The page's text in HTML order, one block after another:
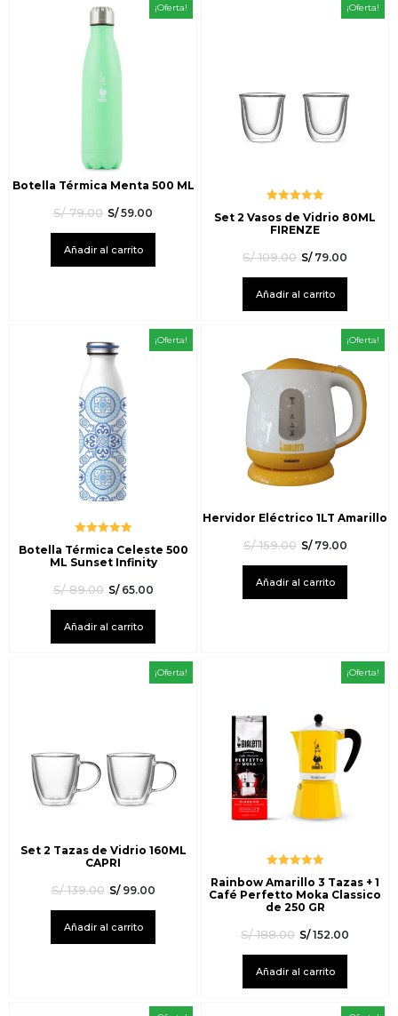
¡Oferta!
Botella Térmica Menta 500 ML
S/79.00 S/59.00
Añadir al carrito
¡Oferta!
Set 2 Vasos de Vidrio 80ML
FIRENZE
S/109.00 S/79.00
Añadir al carrito
Valorado
con5.00de
5
¡Oferta!
Botella Térmica Celeste 500
ML Sunset Infinity
S/89.00 S/65.00
Añadir al carrito
Valorado
con5.00 de
5
¡Oferta!
Hervidor Eléctrico 1LT Amarillo
S/159.00 S/79.00
Añadir al carrito
¡Oferta!
Set 2 Tazas de Vidrio 160ML
CAPRI
S/139.00 S/99.00
Añadir al carrito
¡Oferta!
Rainbow Amarillo 3 Tazas + 1
Café Perfetto Moka Classico
de 250 GR
S/188.00 S/152.00
Añadir al carrito
Valorado
con5.00de
5